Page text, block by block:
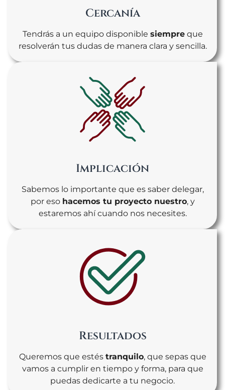
Cercanía
Tendrás a un equipo disponible siempreque
resolverán tus dudas de manera clara y sencilla.
Implicación
Sabemos lo importante que es saber delegar,
por eso hacemos tu proyecto nuestro, y
estaremos ahí cuando nos necesites.
Resultados
Queremos que estés tranquilo, que sepas que
vamos a cumplir en tiempo y forma, para que
puedas dedicarte a tu negocio.